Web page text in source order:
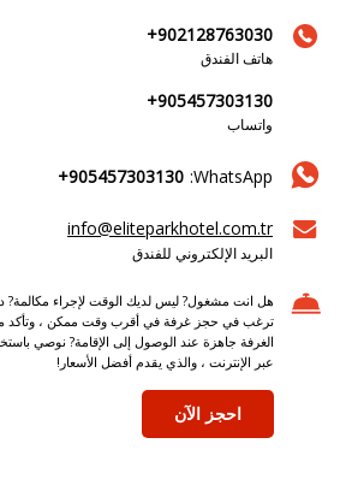
+902128763030
هاتف الفندق
+905457303130
واتساب
WhatsApp:
+905457303130
info@eliteparkhotel.com.tr
البريد الإلكتروني للفندق
هل انت مشغول? ليس لديك الوقت لإجراء مكالمة?
ترغب في حجز غرفة في أقرب وقت ممكن ، وتأكد
الغرفة جاهزة عند الوصول إلى الإقامة? نوصي
عبر الإنترنت ، والذي يقدم أفضل الأسعار!
احجز الآن